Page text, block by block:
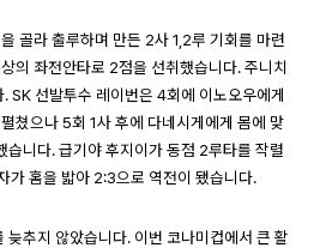
골라 출루하며 만든 2사 1,2루 기회를 마련
의 좌전안타로 2점을 선취했습니다. 주니치
SK 선발투수 레이번은 4회에 이노오우에게
쳤으나 5회 1사 후에 다네시게에게 몸에 맞
습니다. 급기야 후지이가 동점 2루타를 작렬
가 홈을 밟아 2:3으로 역전이 됐습니다.
늦추지 않았습니다. 이번 코나미컵에서 큰 활